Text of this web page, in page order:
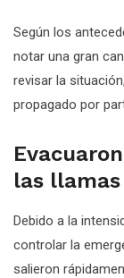
Según los
notar una gran
revisar la
propagado por
las llamas
Debido a la
controlar la
salieron